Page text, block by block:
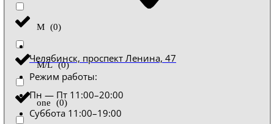
M (0)
M/L (0)
one (0)
Челябинск, проспект Ленина, 47
Режим работы:
Пн — Пт 11:00–20:00
Суббота 11:00–19:00